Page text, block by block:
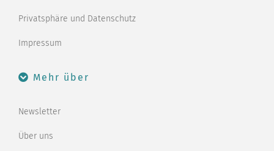
Privatsphäre und Datenschutz
Impressum
Mehr über
Newsletter
Über uns